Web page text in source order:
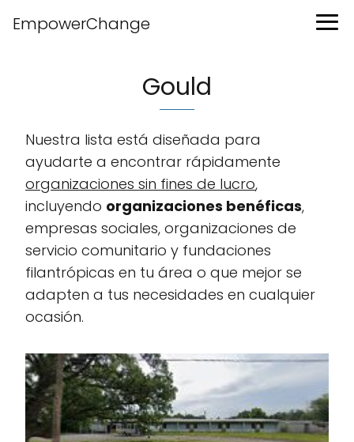
EmpowerChange
Gould
Nuestra lista está diseñada para
ayudarte a encontrar rápidamente
organizaciones sin fines de lucro,
incluyendo organizaciones benéficas,
empresas sociales, organizaciones de
servicio comunitario y fundaciones
filantrópicas en tu área o que mejor se
adapten a tus necesidades en cualquier
ocasión.